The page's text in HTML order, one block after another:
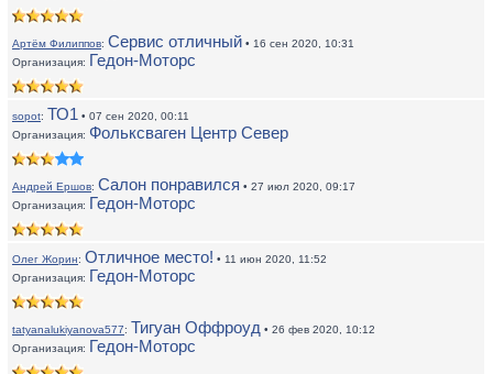
Артём Филиппов: Сервис отличный • 16 сен 2020, 10:31
Организация: Гедон-Моторс
sopot: ТО1 • 07 сен 2020, 00:11
Организация: Фольксваген Центр Север
Андрей Ершов: Салон понравился • 27 июл 2020, 09:17
Организация: Гедон-Моторс
Олег Жорин: Отличное место! • 11 июн 2020, 11:52
Организация: Гедон-Моторс
tatyanalukiyanova577: Тигуан Оффроуд • 26 фев 2020, 10:12
Организация: Гедон-Моторс